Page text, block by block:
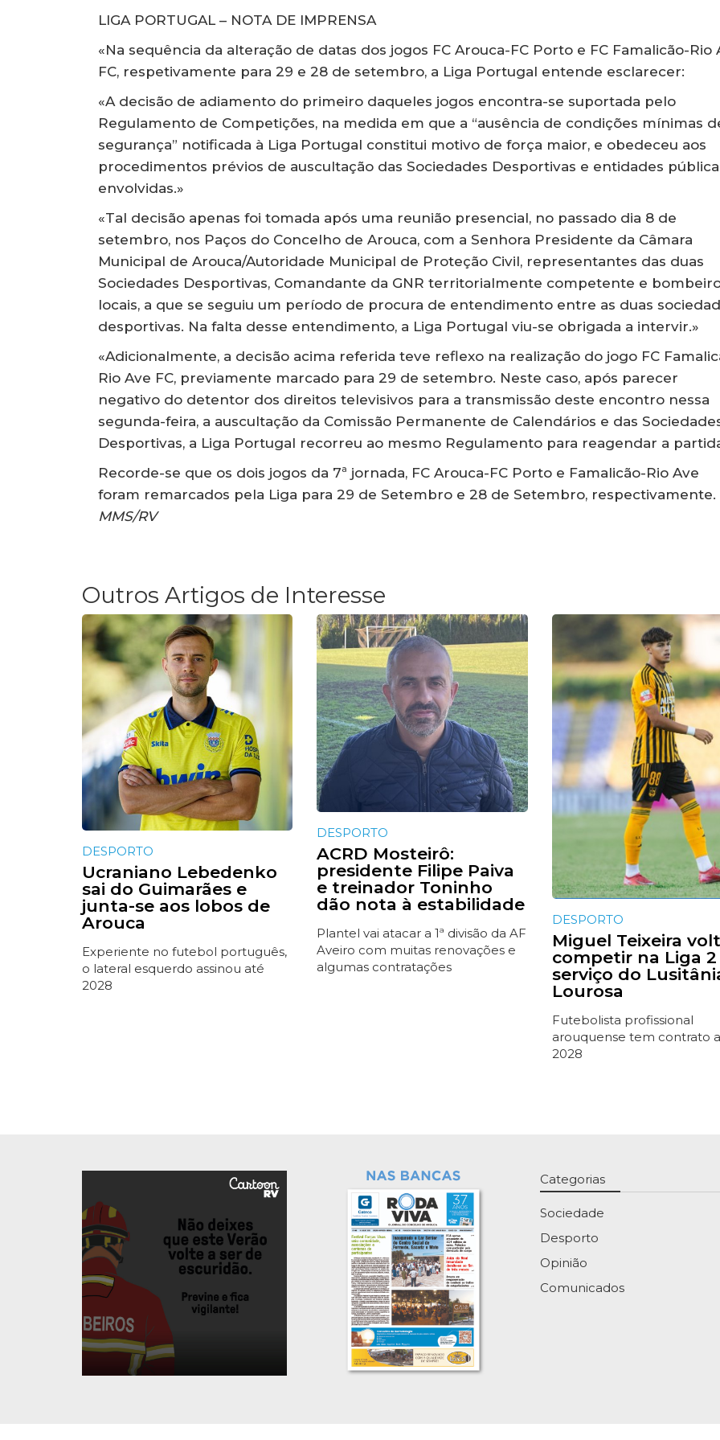
LIGA PORTUGAL – NOTA DE IMPRENSA
«Na sequência da alteração de datas dos jogos FC Arouca-FC Porto e FC Famalicão-Rio
FC, respetivamente para 29 e 28 de setembro, a Liga Portugal entende esclarecer:
«A decisão de adiamento do primeiro daqueles jogos encontra-se suportada pelo
Regulamento de Competições, na medida em que a “ausência de condições mínimas
segurança” notificada à Liga Portugal constitui motivo de força maior, e obedeceu aos
procedimentos prévios de auscultação das Sociedades Desportivas e entidades
envolvidas.»
«Tal decisão apenas foi tomada após uma reunião presencial, no passado dia 8 de
setembro, nos Paços do Concelho de Arouca, com a Senhora Presidente da Câmara
Municipal de Arouca/Autoridade Municipal de Proteção Civil, representantes das duas
Sociedades Desportivas, Comandante da GNR territorialmente competente e
locais, a que se seguiu um período de procura de entendimento entre as duas
desportivas. Na falta desse entendimento, a Liga Portugal viu-se obrigada a intervir.»
«Adicionalmente, a decisão acima referida teve reflexo na realização do jogo FC
Rio Ave FC, previamente marcado para 29 de setembro. Neste caso, após parecer
negativo do detentor dos direitos televisivos para a transmissão deste encontro nessa
segunda-feira, a auscultação da Comissão Permanente de Calendários e das
Desportivas, a Liga Portugal recorreu ao mesmo Regulamento para reagendar a
Recorde-se que os dois jogos da 7ª jornada, FC Arouca-FC Porto e Famalicão-Rio Ave
foram remarcados pela Liga para 29 de Setembro e 28 de Setembro, respectivamente.
MMS/RV
Outros Artigos de Interesse
DESPORTO
Ucraniano Lebedenko
sai do Guimarães e
junta-se aos lobos de
Arouca
Experiente no futebol português,
o lateral esquerdo assinou até
2028
DESPORTO
ACRD Mosteirô:
presidente Filipe Paiva
e treinador Toninho
dão nota à estabilidade
Plantel vai atacar a 1ª divisão da AF
Aveiro com muitas renovações e
algumas contratações
DESPORTO
Miguel Teixeira
competir na Liga 2
serviço do
Lourosa
Futebolista profissional
arouquense tem contrato
2028
Categorias
Sociedade
Desporto
Opinião
Comunicados